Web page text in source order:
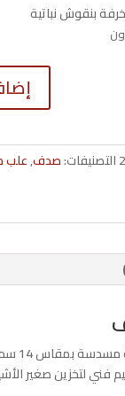
بنقوش نباتية
التصنيفات:صدف,
علبة
فني لتخزين صغير